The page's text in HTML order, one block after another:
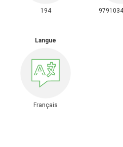
194
Langue
Français